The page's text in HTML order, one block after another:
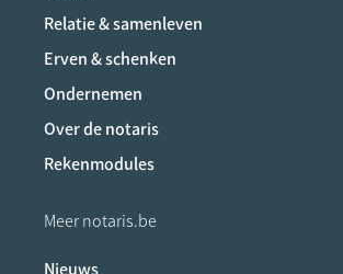
Relatie & samenleven
Erven & schenken
Ondernemen
Over de notaris
Rekenmodules
Meer notaris.be
Nieuws